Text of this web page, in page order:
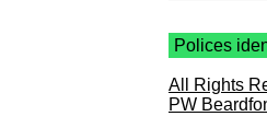
Polices
All Rights
PW